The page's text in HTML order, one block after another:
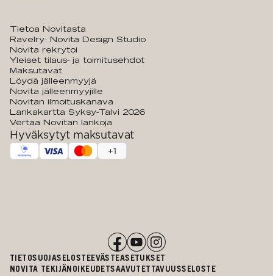
Tietoa Novitasta
Ravelry: Novita Design Studio
Novita rekrytoi
Yleiset tilaus- ja toimitusehdot
Maksutavat
Löydä jälleenmyyjä
Novita jälleenmyyjille
Novitan ilmoituskanava
Lankakartta Syksy-Talvi 2026
Vertaa Novitan lankoja
Hyväksytyt maksutavat
+1
TIETOSUOJASELOSTEEVÄSTEASETUKSET
NOVITA TEKIJÄNOIKEUDETSAAVUTETTAVUUSSELOSTE